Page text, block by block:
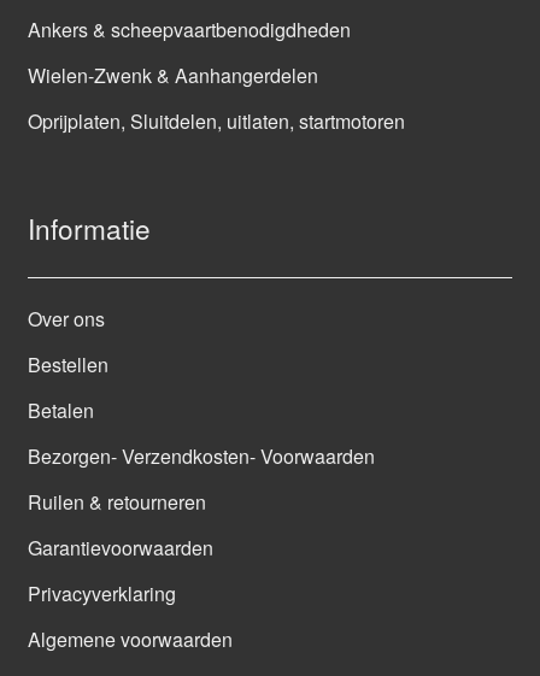
Ankers & scheepvaartbenodigdheden
Wielen-Zwenk & Aanhangerdelen
Oprijplaten, Sluitdelen, uitlaten, startmotoren
Informatie
Over ons
Bestellen
Betalen
Bezorgen- Verzendkosten- Voorwaarden
Ruilen & retourneren
Garantievoorwaarden
Privacyverklaring
Algemene voorwaarden